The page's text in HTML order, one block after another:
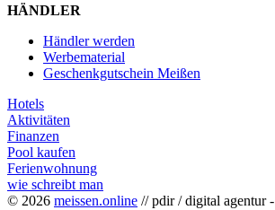
HÄNDLER
Händler werden
Werbematerial
Geschenkgutschein Meißen
Hotels
Aktivitäten
Finanzen
Pool kaufen
Ferienwohnung
wie schreibt man
© 2026 meissen.online // pdir / digital agentur -